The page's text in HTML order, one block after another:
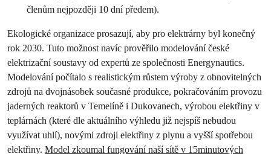
členům nejpozději 10 dní předem).
Ekologické organizace prosazují, aby pro elektrárny byl konečný
rok 2030. Tuto možnost navíc prověřilo modelování české
elektrizační soustavy od expertů ze společnosti Energynautics.
Modelování počítalo s realistickým růstem výroby z obnovitelných
zdrojů na dvojnásobek současné produkce, pokračováním provozu
jaderných reaktorů v Temelíně i Dukovanech, výrobou elektřiny v
teplárnách (které dle aktuálního výhledu již nejspíš nebudou
využívat uhlí), novými zdroji elektřiny z plynu a vyšší spotřebou
elektřiny. Model zkoumal fungování naší sítě v 15minutových